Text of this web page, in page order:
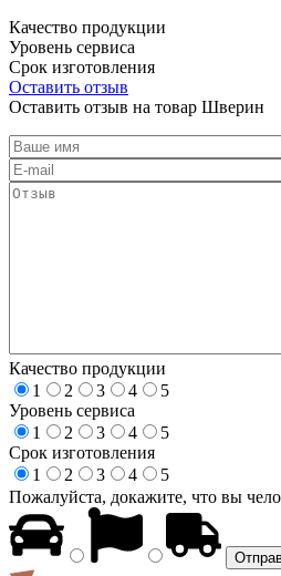
Качество продукции
Уровень сервиса
Срок изготовления
Оставить отзыв
Оставить отзыв на товар Шверин
Качество продукции
1
2 3 4
5
Уровень сервиса
1
2 3 4
5
Срок изготовления
1
2 3 4
5
Пожалуйста, докажите, что вы